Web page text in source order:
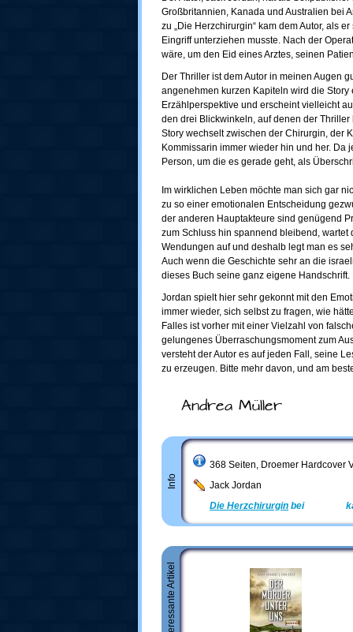
Großbritannien, Kanada und Australien bei
zu „Die Herzchirurgin“ kam dem Autor, als
Eingriff unterziehen musste. Nach der
wäre, um den Eid eines Arztes, seinen
Der Thriller ist dem Autor in meinen Augen
angenehmen kurzen Kapiteln wird die
Erzählperspektive und erscheint vielleicht
den drei Blickwinkeln, auf denen der
Story wechselt zwischen der Chirurgin, der
Kommissarin immer wieder hin und her.
Person, um die es gerade geht, als
Im wirklichen Leben möchte man sich gar
zu so einer emotionalen Entscheidung
der anderen Hauptakteure sind genügend
zum Schluss hin spannend bleibend,
Wendungen auf und deshalb legt man es
Auch wenn die Geschichte sehr an die
dieses Buch seine ganz eigene Handschrift.
Jordan spielt hier sehr gekonnt mit den
immer wieder, sich selbst zu fragen, wie
Falles ist vorher mit einer Vielzahl von
gelungenes Überraschungsmoment zum
versteht der Autor es auf jeden Fall, seine
zu erzeugen. Bitte mehr davon, und am
Andrea Müller
Info
368 Seiten, Droemer Hardcover
Jack Jordan
Die Herzchirurgin bei